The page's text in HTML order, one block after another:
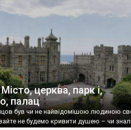
церква, парк і,
палац
був чи не найвідомішою людиною
не будемо кривити душею – чи